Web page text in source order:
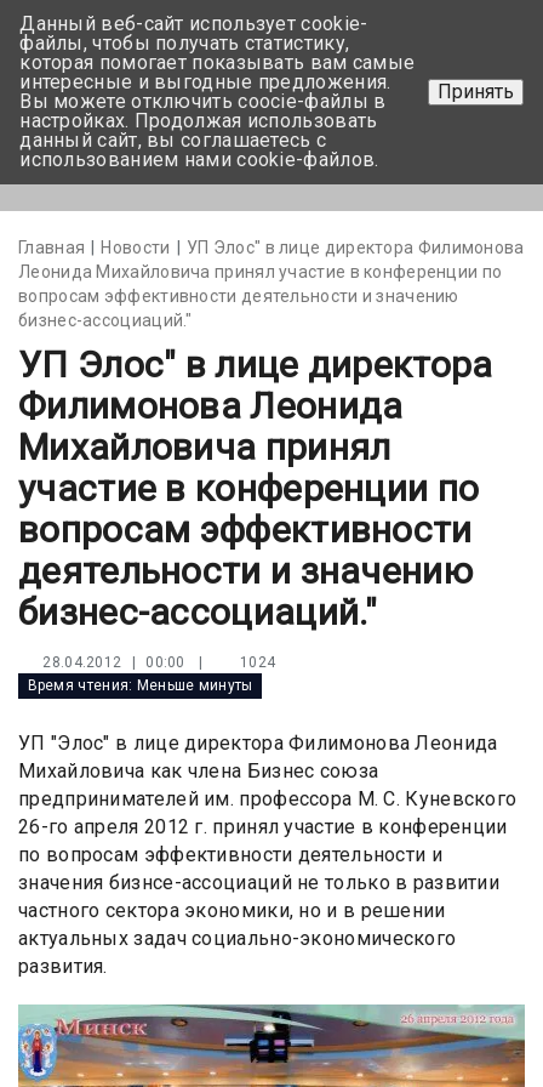
+375 17-350-99-56
+375 44-752-82-08
Задать вопрос
Главная Новости
УП Элос" в лице директора Филимонова
Леонида Михайловича принял участие в конференции по
вопросам эффективности деятельности и значению
бизнес-ассоциаций."
УП Элос" в лице директора
Филимонова Леонида
Михайловича принял
участие в конференции по
вопросам эффективности
деятельности и значению
бизнес-ассоциаций."
28.04.2012 | 00:00
1024
Время чтения: Меньше минуты
УП "Элос" в лице директора Филимонова Леонида
Михайловича как члена Бизнес союза
предпринимателей им. профессора М. С. Куневского
26-го апреля 2012 г. принял участие в конференции
по вопросам эффективности деятельности и
значения бизнсе-ассоциаций не только в развитии
частного сектора экономики, но и в решении
актуальных задач социально-экономического
развития.
Данный веб-сайт использует cookie-
файлы, чтобы получать статистику,
которая помогает показывать вам самые
интересные и выгодные предложения.
Вы можете отключить coocie-файлы в
настройках. Продолжая использовать
данный сайт, вы соглашаетесь с
использованием нами cookie-файлов.
Принять